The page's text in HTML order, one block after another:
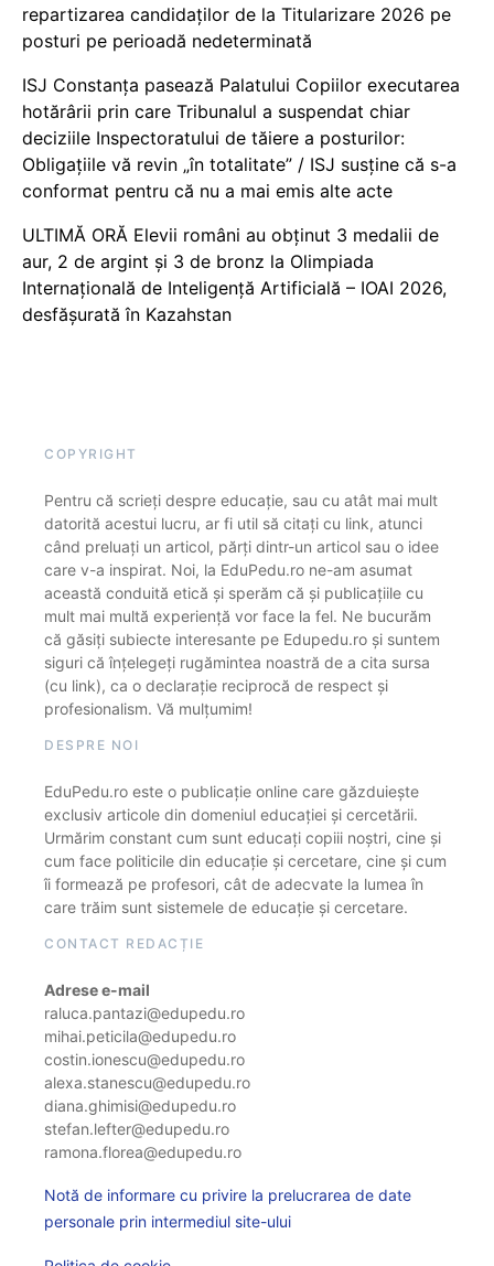
repartizarea candidaților de la Titularizare 2026 pe
posturi pe perioadă nedeterminată
ISJ Constanța pasează Palatului Copiilor executarea
hotărârii prin care Tribunalul a suspendat chiar
deciziile Inspectoratului de tăiere a posturilor:
Obligațiile vă revin „în totalitate” / ISJ susține că s-a
conformat pentru că nu a mai emis alte acte
ULTIMĂ ORĂ Elevii români au obținut 3 medalii de
aur, 2 de argint și 3 de bronz la Olimpiada
Internațională de Inteligență Artificială – IOAI 2026,
desfășurată în Kazahstan
COPYRIGHT
Pentru că scrieți despre educație, sau cu atât mai mult
datorită acestui lucru, ar fi util să citați cu link, atunci
când preluați un articol, părți dintr-un articol sau o idee
care v-a inspirat. Noi, la EduPedu.ro ne-am asumat
această conduită etică și sperăm că și publicațiile cu
mult mai multă experiență vor face la fel. Ne bucurăm
că găsiți subiecte interesante pe Edupedu.ro și suntem
siguri că înțelegeți rugămintea noastră de a cita sursa
(cu link), ca o declarație reciprocă de respect și
profesionalism. Vă mulțumim!
DESPRE NOI
EduPedu.ro este o publicație online care găzduiește
exclusiv articole din domeniul educației și cercetării.
Urmărim constant cum sunt educați copiii noștri, cine și
cum face politicile din educație și cercetare, cine și cum
îi formează pe profesori, cât de adecvate la lumea în
care trăim sunt sistemele de educație și cercetare.
CONTACT REDACȚIE
Adrese e-mail
raluca.pantazi@edupedu.ro
mihai.peticila@edupedu.ro
costin.ionescu@edupedu.ro
alexa.stanescu@edupedu.ro
diana.ghimisi@edupedu.ro
stefan.lefter@edupedu.ro
ramona.florea@edupedu.ro
Notă de informare cu privire la prelucrarea de date
personale prin intermediul site-ului